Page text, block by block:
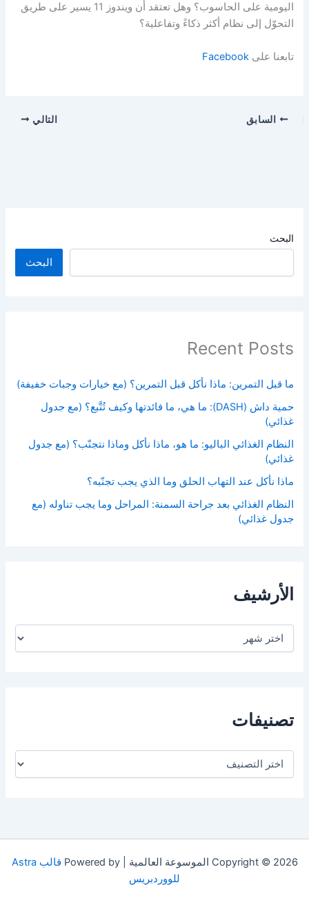
البحث
البحث
Recent Posts
ما قبل التمرين: ماذا نأكل قبل التمرين؟ (مع خيارات وجبات خفيفة)
حمية داش (DASH): ما هي، ما فائدتها وكيف تُتَّبع؟ (مع جدول
غذائي)
النظام الغذائي الباليو: ما هو، ماذا نأكل وماذا نتجنّب؟ (مع جدول
غذائي)
ماذا نأكل عند التهاب الحلق وما الذي يجب تجنّبه؟
النظام الغذائي بعد جراحة السمنة: المراحل وما يجب تناوله (مع
جدول غذائي)
الأرشيف
تصنيفات
ت
اليومية على الحاسوب؟ وهل تعتقد أن ويندوز 11 يسير على طريق
التحوّل إلى نظام أكثر ذكاءً وتفاعلية؟
تابعنا علىFacebook
السابق التالي
Copyright © 2026 الموسوعة العالمية | Powered by
قالب Astra
للووردبريس